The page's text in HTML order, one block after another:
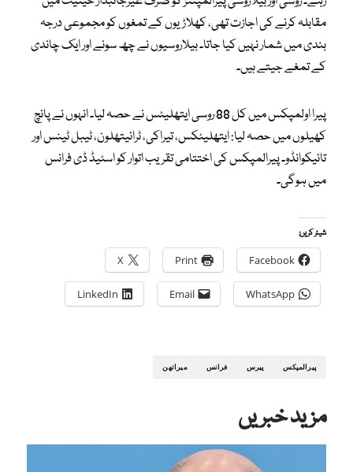
مقابلہ کرنے کی اجازت تھی، کھلاڑیوں کے تمغوں کو مجموعی درجہ
بندی میں شمار نہیں کیا جاتا۔ بیلاروسیوں نے چھ سونے اور ایک چاندی
کے تمغے جیتے ہیں۔
پیرا اولمپکس میں کل 88 روسی ایتھلیٹس نے حصہ لیا۔ انہوں نے پانچ
کھیلوں میں حصہ لیا: ایتھلیٹکس، تیراکی، ٹرائیتھلون، ٹیبل ٹینس اور
تائیکوانڈو۔ پیرالمپکس کی اختتامی تقریب اتوار کو اسٹیڈ ڈی فرانس
میں ہوگی۔
شیئر کریں:
Facebook
Print
X
WhatsApp
Email
LinkedIn
پیرالمپکس پیرس فرانس میراتھن
مزید خبریں